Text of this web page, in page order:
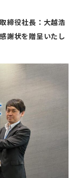
締役社長：大越浩
謝状を贈呈いたし